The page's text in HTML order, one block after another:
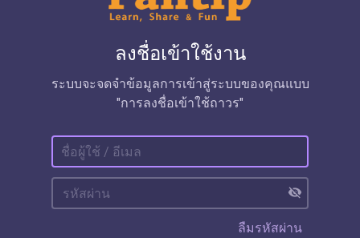
ลงชื่อเข้าใช้งาน
ระบบจะจดจำข้อมูลการเข้าสู่ระบบของคุณแบบ
"การลงชื่อเข้าใช้ถาวร"
visibility_off
ลืมรหัสผ่าน